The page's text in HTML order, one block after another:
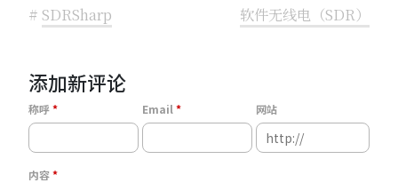
# SDRSharp 软件无线电（SDR）
添加新评论
称呼 Email 网站
内容